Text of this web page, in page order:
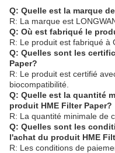
Q: Quelle est la marque
R: La marque est
Q: Où est fabriqué le
R: Le produit est fabriqué à
Q: Quelles sont les
Paper?
R: Le produit est certifié
biocompatibilité.
Q: Quelle est la quantité
produit HME Filter Paper?
R: La quantité minimale de
Q: Quelles sont les
l'achat du produit HME
R: Les conditions de